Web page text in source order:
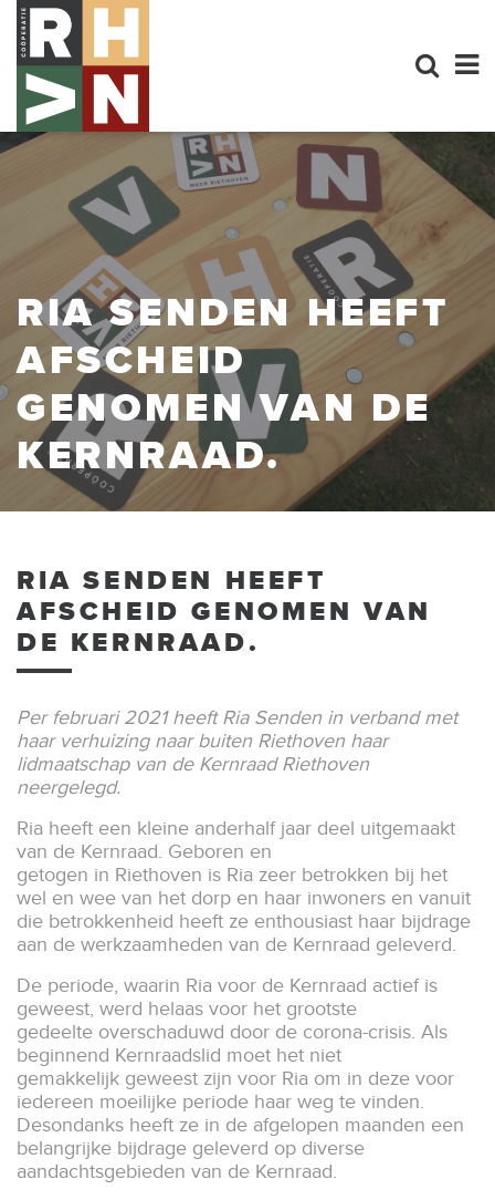
RIA SENDEN HEEFT
AFSCHEID
GENOMEN VAN DE
KERNRAAD.
RIA SENDEN HEEFT
AFSCHEID GENOMEN VAN
DE KERNRAAD.
Per februari 2021 heeft Ria Senden in verband met
haar verhuizing naar buiten Riethoven haar
lidmaatschap van de Kernraad Riethoven
neergelegd.
Ria heeft een kleine anderhalf jaar deel uitgemaakt
van de Kernraad. Geboren en
getogen in Riethoven is Ria zeer betrokken bij het
wel en wee van het dorp en haar inwoners en vanuit
die betrokkenheid heeft ze enthousiast haar bijdrage
aan de werkzaamheden van de Kernraad geleverd.
De periode, waarin Ria voor de Kernraad actief is
geweest, werd helaas voor het grootste
gedeelte overschaduwd door de corona-crisis. Als
beginnend Kernraadslid moet het niet
gemakkelijk geweest zijn voor Ria om in deze voor
iedereen moeilijke periode haar weg te vinden.
Desondanks heeft ze in de afgelopen maanden een
belangrijke bijdrage geleverd op diverse
aandachtsgebieden van de Kernraad.